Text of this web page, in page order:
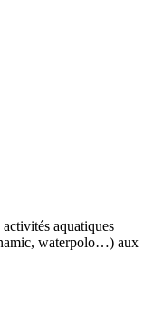
aquatiques
waterpolo…) aux